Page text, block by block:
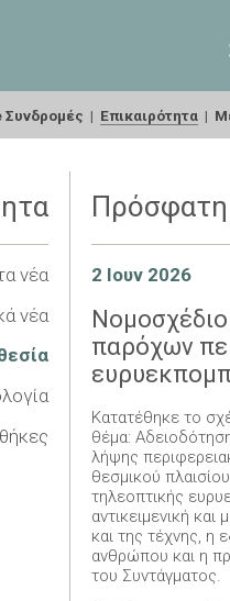
Συνδρομές | Επικαιρότητα |
νέα
νέα
Πρόσφατη
2 Ιουν 2026
παρόχων
Κατατέθηκε το
θέμα:
λήψης
θεσμικού
τηλεοπτικής
αντικειμενική
και της τέχνης, η
ανθρώπου και η
του Συντάγματος.